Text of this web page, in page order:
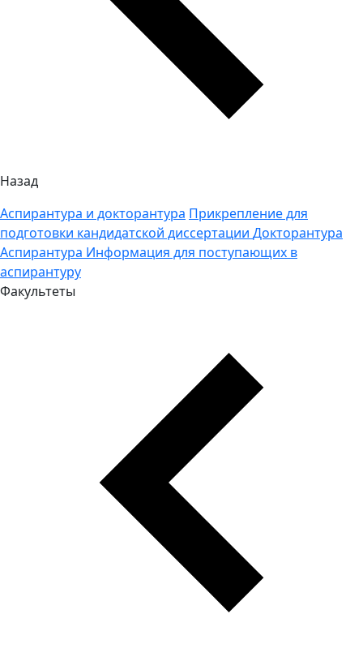
Назад
Аспирантура и докторантура Прикрепление для
подготовки кандидатской диссертации Докторантура
Аспирантура Информация для поступающих в
аспирантуру
Факультеты